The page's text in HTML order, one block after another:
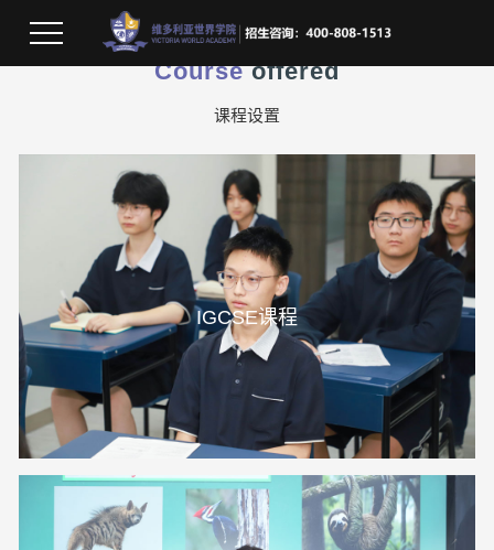
Courseoffered
课程设置
IGCSE课程